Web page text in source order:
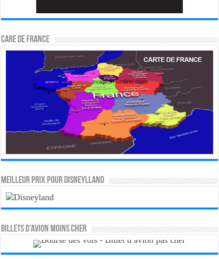
CARE DE FRANCE
MEILLEUR PRIX POUR DISNEYLLAND
Billets d’avion moins cher